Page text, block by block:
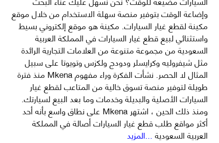
وإضاعة الوقت بتوفير منصة سهلة الاستخدام من خلال موقع
مكينة لقطع غيار السيارات. مكينة هو موقع إلكتروني بسيط
واستثنائي لبيع قطع غيار السيارات في المملكة العربية
السعودية من مجموعة متنوعة من العلامات التجارية الرائدة
مثل شيفروليه وكرايسلر ودودج ولكزس وتويوتا على سبيل
المثال لا الحصر. نشأت الفكرة وراء مفهوم Mkena منذ فترة
طويلة لتوفير منصة تسوق خالية من المتاعب لقطع غيار
السيارات الأصلية والبديلة وخدمات وما بعد البيع لسيارتك.
ومنذ ذلك الحين ، اشتهر Mkena على نطاق واسع بأنه أحد
أكثر مواقع طلب قطع غيار السيارات أصالة في المملكة
العربية السعودية...المزيد